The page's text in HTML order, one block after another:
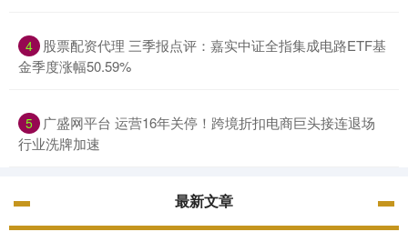
4 股票配资代理 三季报点评：嘉实中证全指集成电路ETF基
金季度涨幅50.59%
5 广盛网平台 运营16年关停！跨境折扣电商巨头接连退场
行业洗牌加速
最新文章